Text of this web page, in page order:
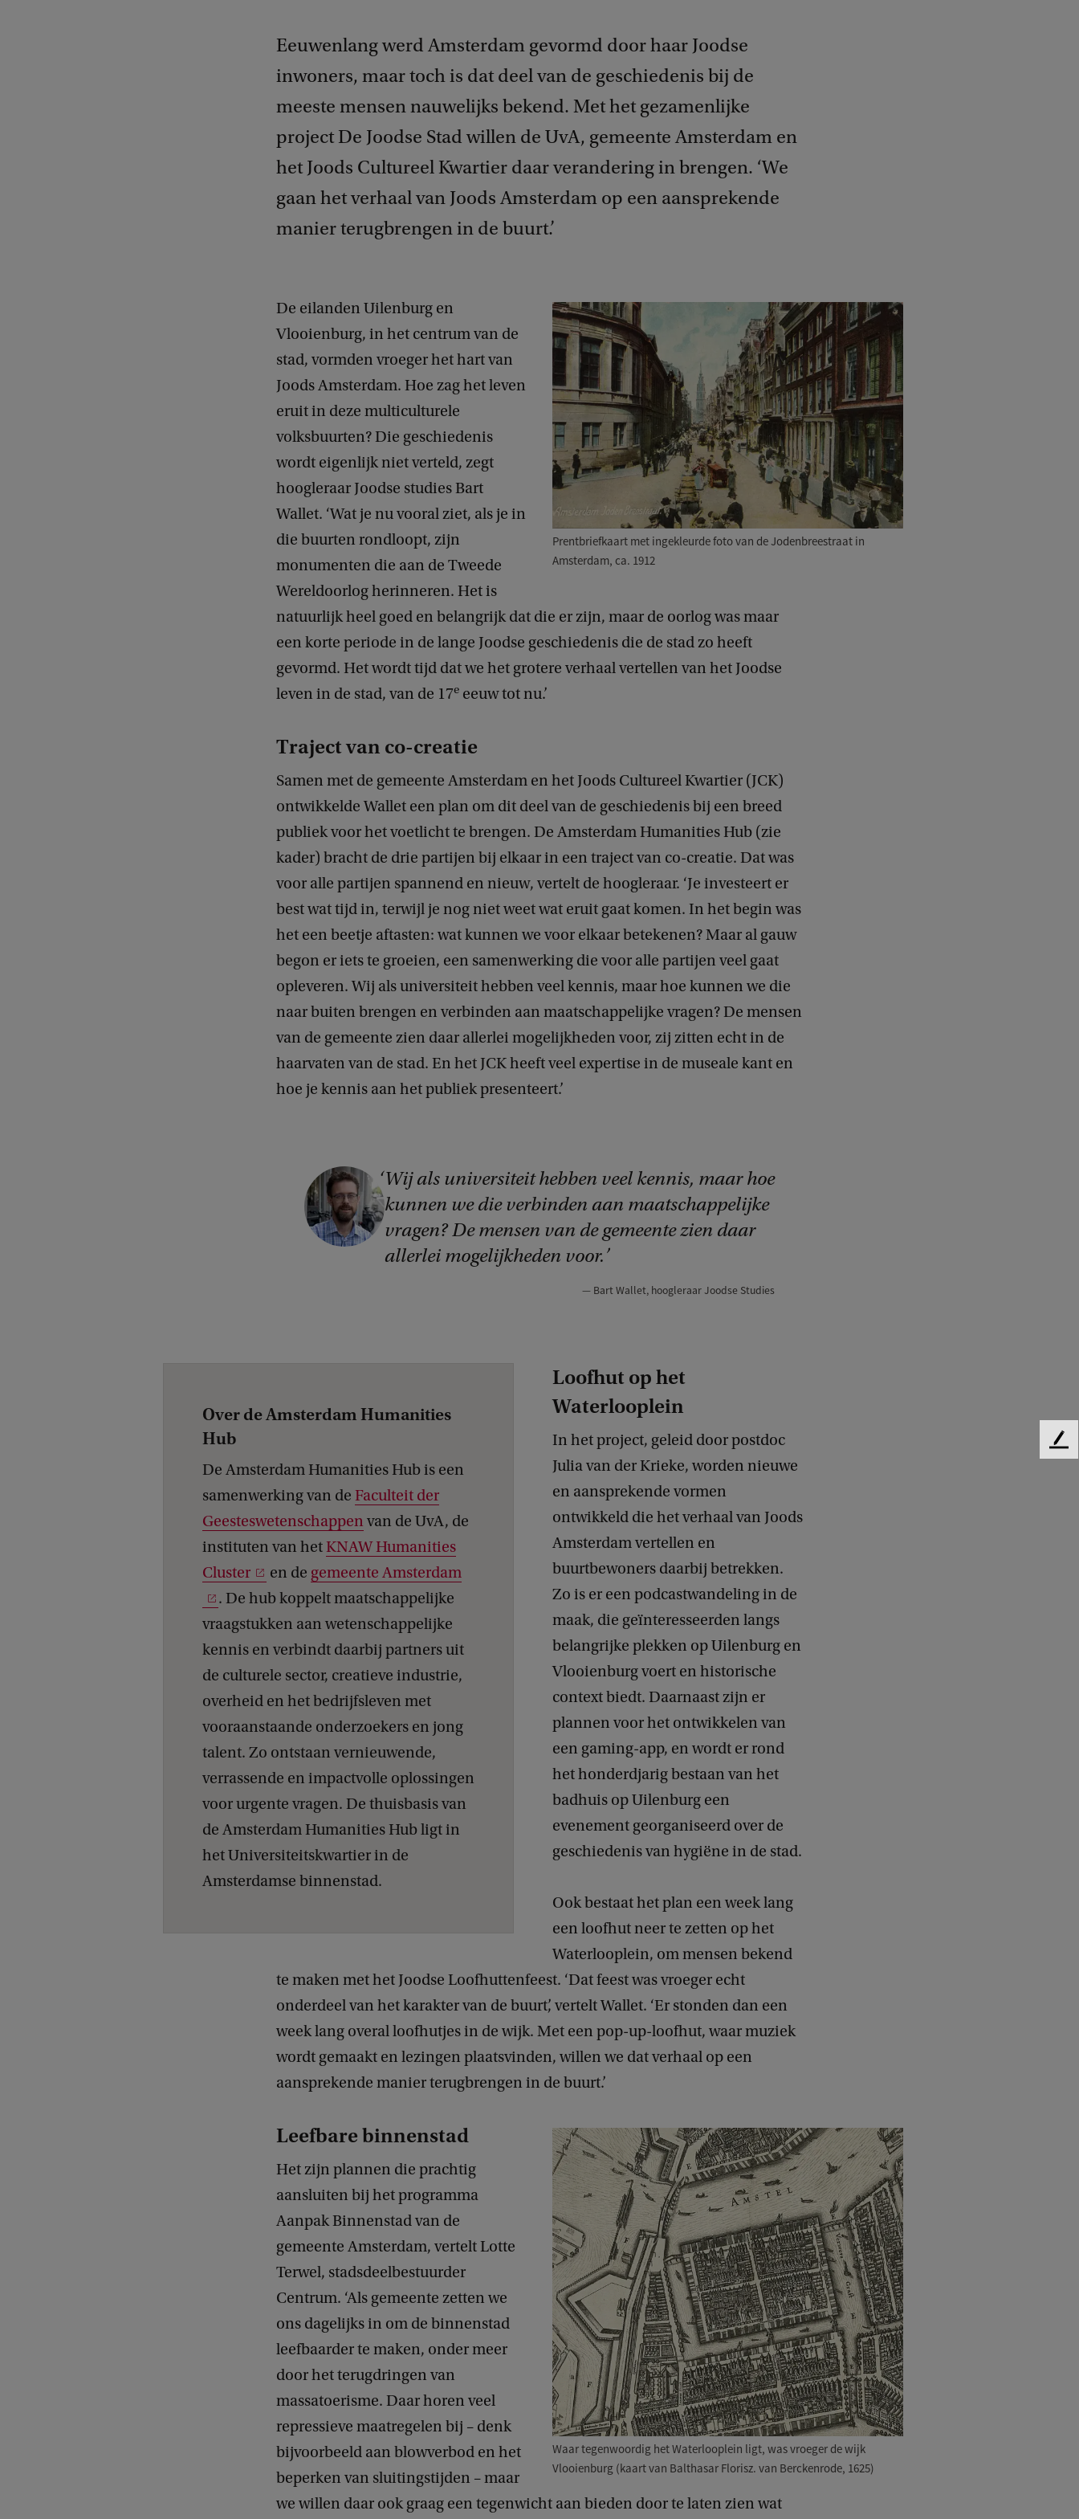
Eeuwenlang werd Amsterdam gevormd door haar Joodse
inwoners, maar toch is dat deel van de geschiedenis bij de
meeste mensen nauwelijks bekend. Met het gezamenlijke
project De Joodse Stad willen de UvA, gemeente Amsterdam en
het Joods Cultureel Kwartier daar verandering in brengen. ‘We
gaan het verhaal van Joods Amsterdam op een aansprekende
manier terugbrengen in de buurt.’
Prentbriefkaart met ingekleurde foto van de Jodenbreestraat in
Amsterdam, ca. 1912
De eilanden Uilenburg en
Vlooienburg, in het centrum van de
stad, vormden vroeger het hart van
Joods Amsterdam. Hoe zag het leven
eruit in deze multiculturele
volksbuurten? Die geschiedenis
wordt eigenlijk niet verteld, zegt
hoogleraar Joodse studies Bart
Wallet. ‘Wat je nu vooral ziet, als je in
die buurten rondloopt, zijn
monumenten die aan de Tweede
Wereldoorlog herinneren. Het is
natuurlijk heel goed en belangrijk dat die er zijn, maar de oorlog was maar
een korte periode in de lange Joodse geschiedenis die de stad zo heeft
gevormd. Het wordt tijd dat we het grotere verhaal vertellen van het Joodse
leven in de stad, van de 17e eeuw tot nu.’
Traject van co-creatie
Samen met de gemeente Amsterdam en het Joods Cultureel Kwartier (JCK)
ontwikkelde Wallet een plan om dit deel van de geschiedenis bij een breed
publiek voor het voetlicht te brengen. De Amsterdam Humanities Hub (zie
kader) bracht de drie partijen bij elkaar in een traject van co-creatie. Dat was
voor alle partijen spannend en nieuw, vertelt de hoogleraar. ‘Je investeert er
best wat tijd in, terwijl je nog niet weet wat eruit gaat komen. In het begin was
het een beetje aftasten: wat kunnen we voor elkaar betekenen? Maar al gauw
begon er iets te groeien, een samenwerking die voor alle partijen veel gaat
opleveren. Wij als universiteit hebben veel kennis, maar hoe kunnen we die
naar buiten brengen en verbinden aan maatschappelijke vragen? De mensen
van de gemeente zien daar allerlei mogelijkheden voor, zij zitten echt in de
haarvaten van de stad. En het JCK heeft veel expertise in de museale kant en
hoe je kennis aan het publiek presenteert.’
C
o
p
:
r
s
f
r
u
i
k
o
p
v
Wij als universiteit hebben veel kennis, maar hoe
kunnen we die verbinden aan maatschappelijke
vragen? De mensen van de gemeente zien daar
allerlei mogelijkheden voor.
Bart Wallet, hoogleraar Joodse Studies
Over de Amsterdam Humanities
Hub
De Amsterdam Humanities Hub is een
samenwerking van de Faculteit der
Geesteswetenschappen van de UvA, de
instituten van hetKNAW Humanities
Cluster
en de gemeente Amsterdam
. De hub koppelt maatschappelijke
vraagstukken aan wetenschappelijke
kennis en verbindt daarbij partners uit
de culturele sector, creatieve industrie,
overheid en het bedrijfsleven met
vooraanstaande onderzoekers en jong
talent. Zo ontstaan vernieuwende,
verrassende en impactvolle oplossingen
voor urgente vragen. De thuisbasis van
de Amsterdam Humanities Hub ligt in
het Universiteitskwartier in de
Amsterdamse binnenstad.
Loofhut op het
Waterlooplein
In het project, geleid door postdoc
Julia van der Krieke, worden nieuwe
en aansprekende vormen
ontwikkeld die het verhaal van Joods
Amsterdam vertellen en
buurtbewoners daarbij betrekken.
Zo is er een podcastwandeling in de
maak, die geïnteresseerden langs
belangrijke plekken op Uilenburg en
Vlooienburg voert en historische
context biedt. Daarnaast zijn er
plannen voor het ontwikkelen van
een gaming-app, en wordt er rond
het honderdjarig bestaan van het
badhuis op Uilenburg een
evenement georganiseerd over de
geschiedenis van hygiëne in de stad.
Ook bestaat het plan een week lang
een loofhut neer te zetten op het
Waterlooplein, om mensen bekend
te maken met het Joodse Loofhuttenfeest. ‘Dat feest was vroeger echt
onderdeel van het karakter van de buurt’, vertelt Wallet. ‘Er stonden dan een
week lang overal loofhutjes in de wijk. Met een pop-up-loofhut, waar muziek
wordt gemaakt en lezingen plaatsvinden, willen we dat verhaal op een
aansprekende manier terugbrengen in de buurt.’
Waar tegenwoordig het Waterlooplein ligt, was vroeger de wijk
Vlooienburg (kaart van Balthasar Florisz. van Berckenrode, 1625)
Leefbare binnenstad
Het zijn plannen die prachtig
aansluiten bij het programma
Aanpak Binnenstad van de
gemeente Amsterdam, vertelt Lotte
Terwel, stadsdeelbestuurder
Centrum. ‘Als gemeente zetten we
ons dagelijks in om de binnenstad
leefbaarder te maken, onder meer
door het terugdringen van
massatoerisme. Daar horen veel
repressieve maatregelen bij – denk
bijvoorbeeld aan blowverbod en het
beperken van sluitingstijden – maar
we willen daar ook graag een tegenwicht aan bieden door te laten zien wat
F